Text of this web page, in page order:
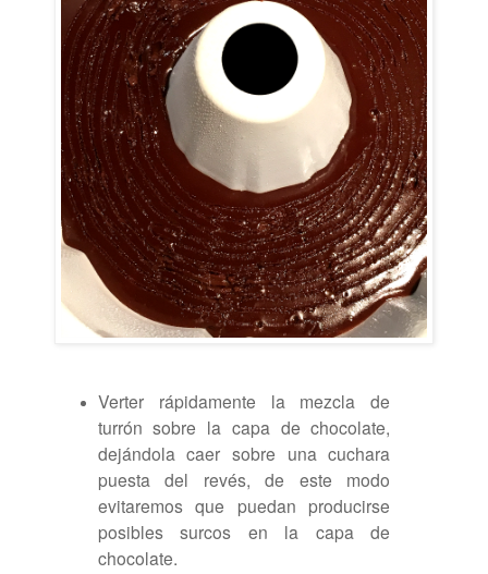
Verter rápidamente la mezcla de
turrón sobre la capa de chocolate,
dejándola caer sobre una cuchara
puesta del revés, de este modo
evitaremos que puedan producirse
posibles surcos en la capa de
chocolate.